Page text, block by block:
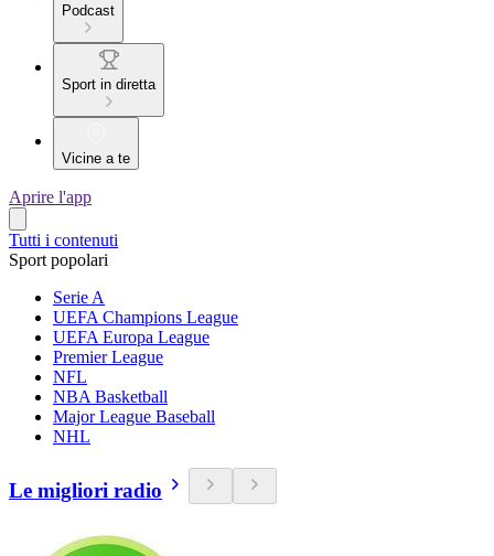
Podcast
Sport in diretta
Vicine a te
Aprire l'app
Tutti i contenuti
Sport popolari
Serie A
UEFA Champions League
UEFA Europa League
Premier League
NFL
NBA Basketball
Major League Baseball
NHL
Le migliori radio